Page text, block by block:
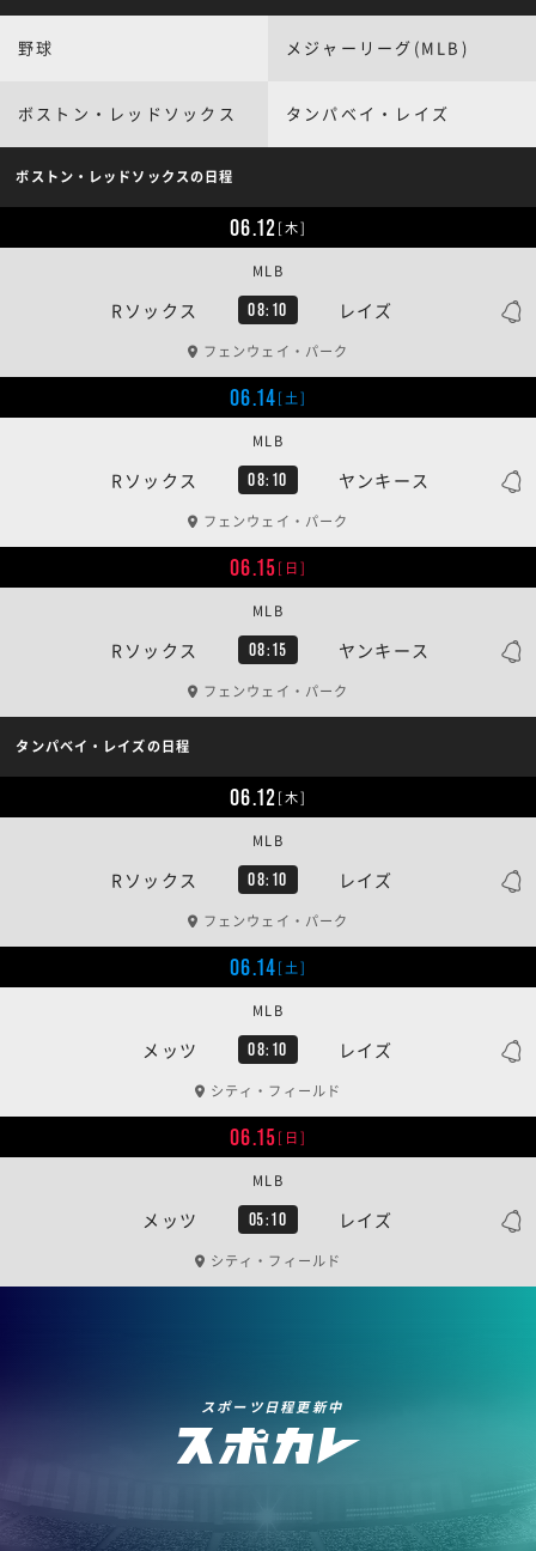
野球 メジャーリーグ(MLB)
ボストン・レッドソックス タンパベイ・レイズ
ボストン・レッドソックスの日程
06.12[木]
Rソックス 08:10 レイズ
MLB
フェンウェイ・パーク
06.14[土]
Rソックス 08:10 ヤンキース
MLB
フェンウェイ・パーク
06.15[日]
Rソックス 08:15 ヤンキース
MLB
フェンウェイ・パーク
タンパベイ・レイズの日程
06.12[木]
Rソックス 08:10 レイズ
MLB
フェンウェイ・パーク
06.14[土]
メッツ 08:10 レイズ
MLB
シティ・フィールド
06.15[日]
メッツ 05:10 レイズ
MLB
シティ・フィールド
スポーツ日程更新中